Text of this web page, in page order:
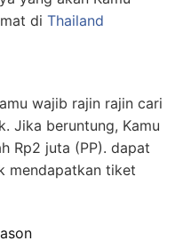
di Thailand
wajib rajin rajin cari
Jika beruntung, Kamu
Rp2 juta (PP). dapat
mendapatkan tiket